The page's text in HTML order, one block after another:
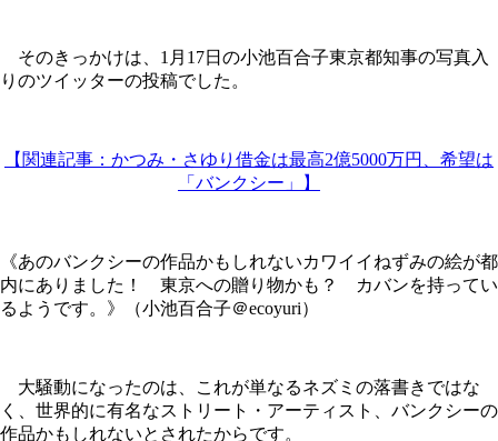
そのきっかけは、1月17日の小池百合子東京都知事の写真入
りのツイッターの投稿でした。
【関連記事：かつみ・さゆり借金は最高2億5000万円、希望は
「バンクシー」】
《あのバンクシーの作品かもしれないカワイイねずみの絵が都
内にありました！ 東京への贈り物かも？ カバンを持ってい
るようです。》（小池百合子＠ecoyuri）
大騒動になったのは、これが単なるネズミの落書きではな
く、世界的に有名なストリート・アーティスト、バンクシーの
作品かもしれないとされたからです。